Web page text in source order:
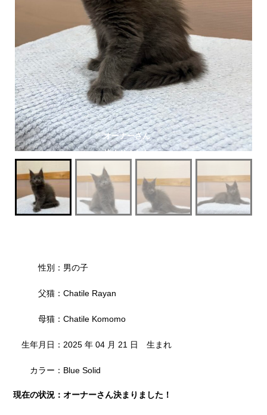
オーナーさん
決まりました
性別：男の子
父猫：Chatile Rayan
母猫：Chatile Komomo
生年月日：2025 年 04 月 21 日 生まれ
カラー：Blue Solid
現在の状況：オーナーさん決まりました！